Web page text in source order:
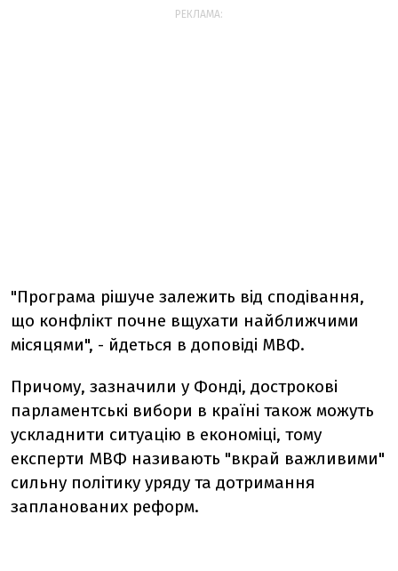
РЕКЛАМА:
"Програма рішуче залежить від сподівання,
що конфлікт почне вщухати найближчими
місяцями", - йдеться в доповіді МВФ.
Причому, зазначили у Фонді, дострокові
парламентські вибори в країні також можуть
ускладнити ситуацію в економіці, тому
експерти МВФ називають "вкрай важливими"
сильну політику уряду та дотримання
запланованих реформ.